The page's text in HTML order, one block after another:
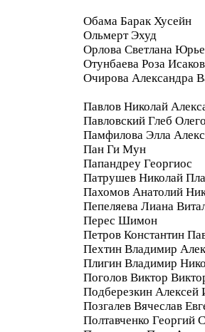
Обама Барак Хусейн
Ольмерт Эхуд
Орлова Светлана
Отунбаева Роза
Очирова Александра
Павлов Николай
Павловский Глеб
Памфилова Элла
Пан Ги Мун
Папандреу Георгиос
Патрушев Николай
Пахомов Анатолий
Пепеляева Лиана
Перес Шимон
Петров Константин
Пехтин Владимир
Плигин Владимир
Поголов Виктор
Подберезкин Алексей
Позгалев Вячеслав
Полтавченко Георгий